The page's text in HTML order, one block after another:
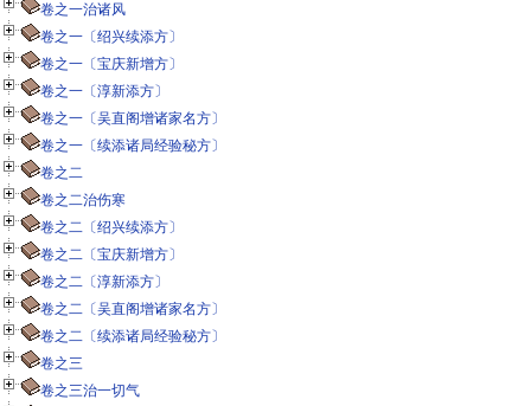
卷之一治诸风
卷之一〔绍兴续添方〕
卷之一〔宝庆新增方〕
卷之一〔淳新添方〕
卷之一〔吴直阁增诸家名方〕
卷之一〔续添诸局经验秘方〕
卷之二
卷之二治伤寒
卷之二〔绍兴续添方〕
卷之二〔宝庆新增方〕
卷之二〔淳新添方〕
卷之二〔吴直阁增诸家名方〕
卷之二〔续添诸局经验秘方〕
卷之三
卷之三治一切气